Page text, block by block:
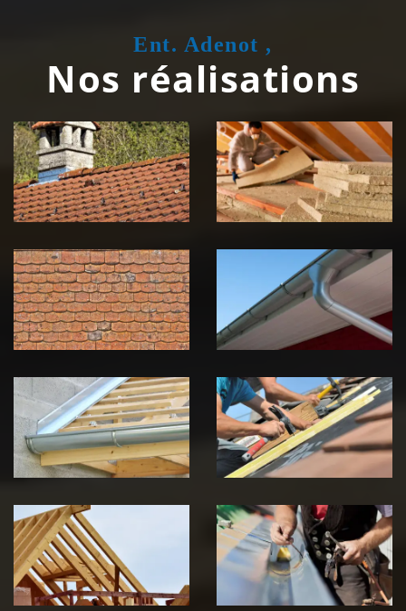
Ent. Adenot ,
Nos réalisations
Couvreur
zingueur 39
Jura
Isolation de
toiture 39
Jura
démoussage de
toiture 39
Jura
pose de
gouttière 39
Jura
Pose de
Chéneau 39
Jura
Réparation de
toiture 39
Jura
Traitement de
charpente 39
Jura
Travaux de
zinguerie 39
Jura